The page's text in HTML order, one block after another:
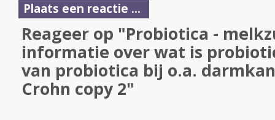
Plaats een reactie ...
Reageer op "Probiotica -
informatie over wat is
van probiotica bij o.a.
Crohn copy 2"